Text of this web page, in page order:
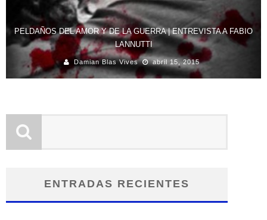
PELDAÑOS DEL AMOR Y DE LA GUERRA | ENTREVISTA A FABIO
LANNUTTI
Damian Blas Vives abril 15, 2015
ENTRADAS RECIENTES